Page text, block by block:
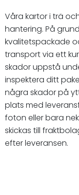
Våra kartor i trä
hantering. På
kvalitetspackade
transport via ett
skador uppstå
inspektera ditt
några skador på
plats med
foton eller bara
skickas till
efter leveransen.